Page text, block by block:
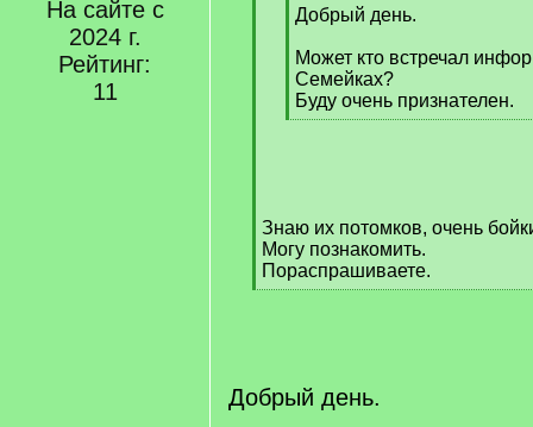
На сайте с
2024 г.
Рейтинг:
11
q
Добрый день.
Может кто встречал
Семейках?
Буду очень признателен.
[
Знаю их потомков, очень
Могу познакомить.
Пораспрашиваете.
[
Добрый день.